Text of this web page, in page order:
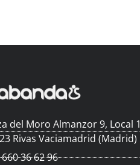
del Moro Almanzor 9, Local 1
Rivas Vaciamadrid (Madrid)
36 62 96